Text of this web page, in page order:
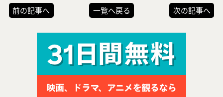
前の記事へ 一覧へ戻る 次の記事へ